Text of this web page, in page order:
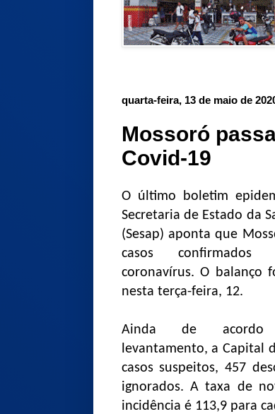
quarta-feira, 13 de maio de
Mossoró
Covid-19
O último boletim
Secretaria de Estado da
(Sesap) aponta que
casos
coronavírus. O balanço
nesta terça-feira, 12.
Ainda de
levantamento, a Capital
casos suspeitos, 457
ignorados. A taxa de
incidência é 113,9 para